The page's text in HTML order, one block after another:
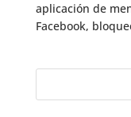
aplicación de
Facebook,